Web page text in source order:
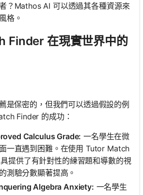
？Mathos AI 可以透過其各種資源來
格。
Finder 在現實世界中的
是保密的，但我們可以透過假設的例
Finder 的成功：
Calculus Grade: 一名學生在微
一直遇到困難。在使用 Tutor Match
提供了有針對性的練習題和導數的視
測驗分數顯著提高。
Algebra Anxiety: 一名學生